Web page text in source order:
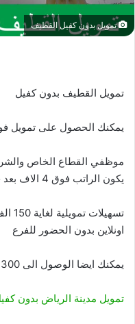
تمويل بدون كفيل القطيف
تمويل القطيف بدون كفيل
يمكنك الحصول على تمويل
موظفي القطاع الخاص
يكون الراتب فوق 4 الاف بعد خصم التأمينات الاجتماعية
اونلاين بدون الحضور للفرع
يمكنك ايضا الوصول الى 300 الف ريال يشترط وجود كفيل
تمويل مدينة الرياض بدون